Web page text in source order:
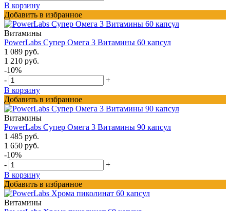
В корзину
Добавить в избранное
Витамины
PowerLabs Супер Омега 3 Витамины 60 капсул
1 089 руб.
1 210 руб.
-10%
-
+
В корзину
Добавить в избранное
Витамины
PowerLabs Супер Омега 3 Витамины 90 капсул
1 485 руб.
1 650 руб.
-10%
-
+
В корзину
Добавить в избранное
Витамины